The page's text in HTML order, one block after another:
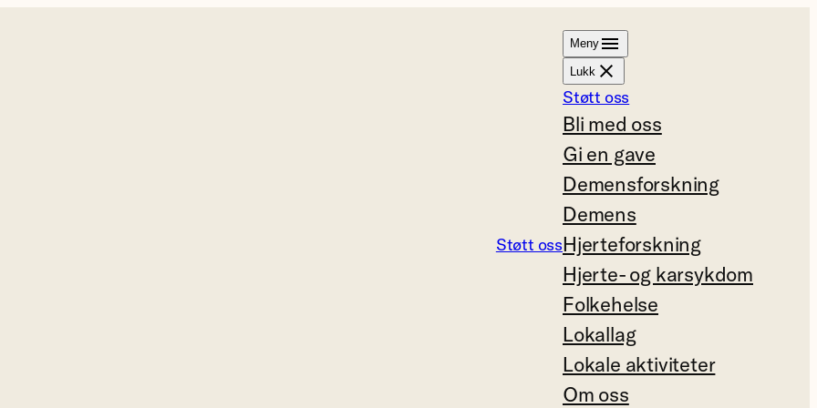
Støtt oss
Meny
Lukk
Støtt oss
Bli med oss
Gi en gave
Demensforskning
Demens
Hjerteforskning
Hjerte- og karsykdom
Folkehelse
Lokallag
Lokale aktiviteter
Om oss